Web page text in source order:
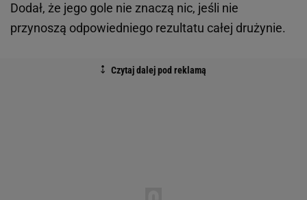
Dodał, że jego gole nie znaczą nic, jeśli nie
przynoszą odpowiedniego rezultatu całej drużynie.